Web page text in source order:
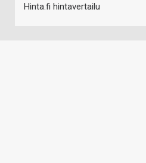
Hinta.fi hintavertailu